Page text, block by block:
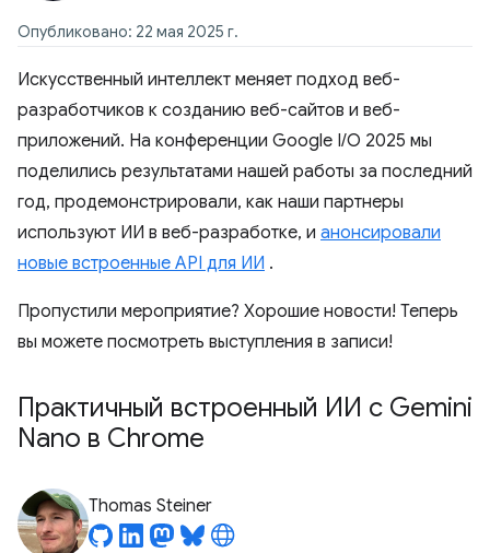
Опубликовано: 22 мая 2025 г.
Искусственный интеллект меняет подход веб-
разработчиков к созданию веб-сайтов и веб-
приложений. На конференции Google I/O 2025 мы
поделились результатами нашей работы за последний
год, продемонстрировали, как наши партнеры
используют ИИ в веб-разработке, и анонсировали
новые встроенные API для ИИ .
Пропустили мероприятие? Хорошие новости! Теперь
вы можете посмотреть выступления в записи!
Практичный встроенный ИИ с Gemini
Nano в Chrome
Thomas Steiner